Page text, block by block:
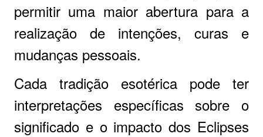
permitir uma maior abertura para a
realização de intenções, curas e
mudanças pessoais.
Cada tradição esotérica pode ter
interpretações específicas sobre o
significado e o impacto dos Eclipses